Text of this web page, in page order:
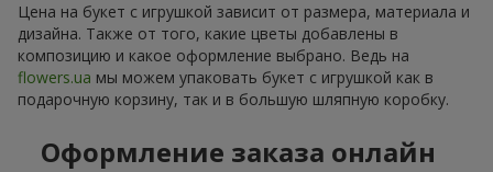
Цена на букет с игрушкой зависит от размера, материала и
дизайна. Также от того, какие цветы добавлены в
композицию и какое оформление выбрано. Ведь на
flowers.ua мы можем упаковать букет с игрушкой как в
подарочную корзину, так и в большую шляпную коробку.
Оформление заказа онлайн